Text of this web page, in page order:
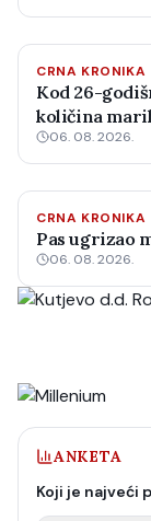
CRNA KRONIKA
Kod 26-
količina
06. 08. 2026.
CRNA KRONIKA
Pas ugrizao
06. 08. 2026.
ANKETA
Koji je najveći